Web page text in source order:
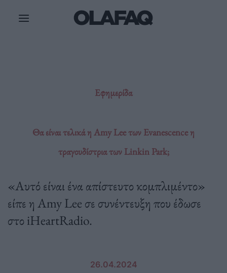
Εφημερίδα
Θα είναι τελικά η Amy Lee των Evanescence η
τραγουδίστρια των Linkin Park;
«Αυτό είναι ένα απίστευτο κομπλιμέντο»
είπε η Amy Lee σε συνέντευξη που έδωσε
στο iHeartRadio.
26.04.2024